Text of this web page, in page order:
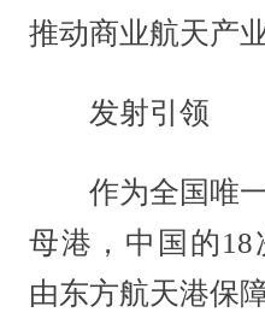
推动商业航天产
发射引领
作为全国唯一
母港，中国的
由东方航天港保